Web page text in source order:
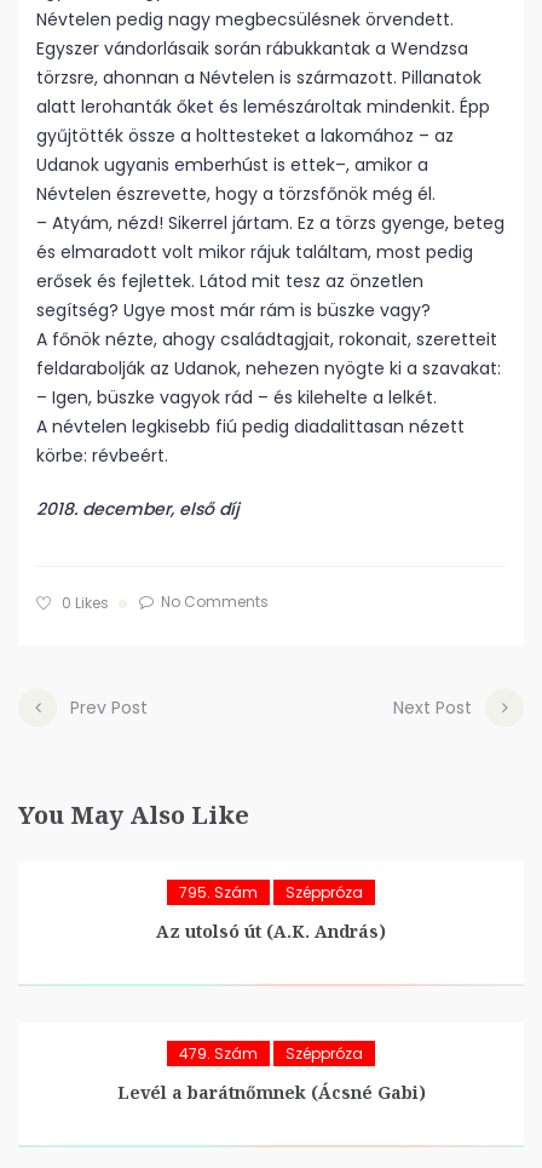
Névtelen pedig nagy megbecsülésnek örvendett.
Egyszer vándorlásaik során rábukkantak a Wendzsa
törzsre, ahonnan a Névtelen is származott. Pillanatok
alatt lerohanták őket és lemészároltak mindenkit. Épp
gyűjtötték össze a holttesteket a lakomához – az
Udanok ugyanis emberhúst is ettek–, amikor a
Névtelen észrevette, hogy a törzsfőnök még él.
– Atyám, nézd! Sikerrel jártam. Ez a törzs gyenge, beteg
és elmaradott volt mikor rájuk találtam, most pedig
erősek és fejlettek. Látod mit tesz az önzetlen
segítség? Ugye most már rám is büszke vagy?
A főnök nézte, ahogy családtagjait, rokonait, szeretteit
feldarabolják az Udanok, nehezen nyögte ki a szavakat:
– Igen, büszke vagyok rád – és kilehelte a lelkét.
A névtelen legkisebb fiú pedig diadalittasan nézett
körbe: révbeért.
2018. december, első díj
0 Likes No Comments
Prev Post Next Post
You May Also Like
795. Szám Széppróza
Az utolsó út (A.K. András)
479. Szám Széppróza
Levél a barátnőmnek (Ácsné Gabi)